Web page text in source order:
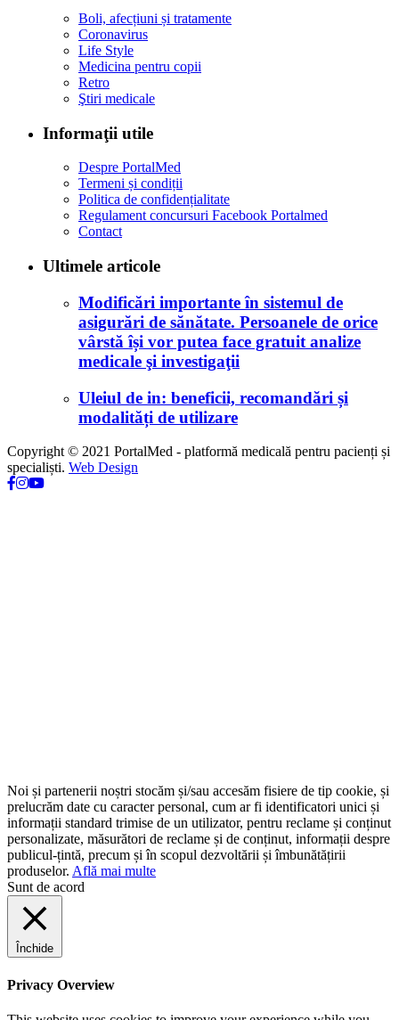
Boli, afecțiuni și tratamente
Coronavirus
Life Style
Medicina pentru copii
Retro
Ştiri medicale
Informaţii utile
Despre PortalMed
Termeni și condiții
Politica de confidențialitate
Regulament concursuri Facebook Portalmed
Contact
Ultimele articole
Modificări importante în sistemul de
asigurări de sănătate. Persoanele de orice
vârstă își vor putea face gratuit analize
medicale şi investigaţii
Uleiul de in: beneficii, recomandări și
modalități de utilizare
Copyright © 2021 PortalMed - platformă medicală pentru pacienți și
specialiști. Web Design
Noi și partenerii noștri stocăm și/sau accesăm fisiere de tip cookie, și
prelucrăm date cu caracter personal, cum ar fi identificatori unici și
informații standard trimise de un utilizator, pentru reclame și conținut
personalizate, măsurători de reclame și de conținut, informații despre
publicul-țintă, precum și în scopul dezvoltării și îmbunătățirii
produselor. Află mai multe
Sunt de acord
Închide
Privacy Overview